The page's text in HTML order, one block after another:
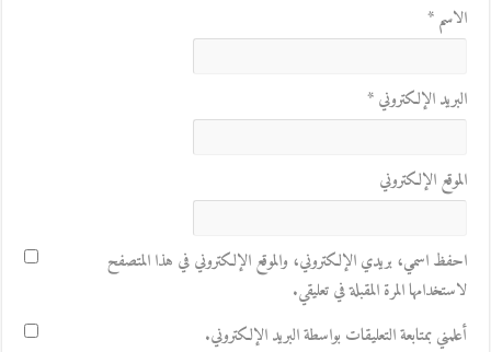
الاسم*
البريد الإلكتروني*
الموقع الإلكتروني
احفظ اسمي، بريدي الإلكتروني، والموقع الإلكتروني في هذا المتصفح
لاستخدامها المرة المقبلة في تعليقي.
أعلمني بمتابعة التعليقات بواسطة البريد الإلكتروني.